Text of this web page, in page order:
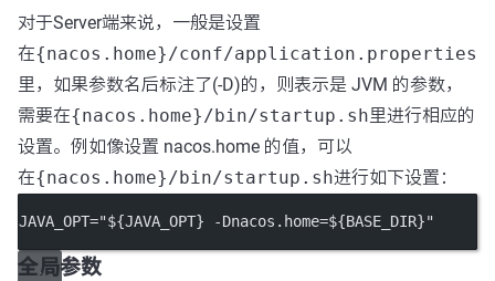
对于Server端来说，一般是设置
在{nacos.home}/conf/application.properties
里，如果参数名后标注了(-D)的，则表示是 JVM 的参数，
需要在{nacos.home}/bin/startup.sh里进行相应的
设置。例如像设置 nacos.home 的值，可以
在{nacos.home}/bin/startup.sh进行如下设置：
JAVA_OPT="${JAVA_OPT} -Dnacos.home=${BASE_DIR}"
全局参数